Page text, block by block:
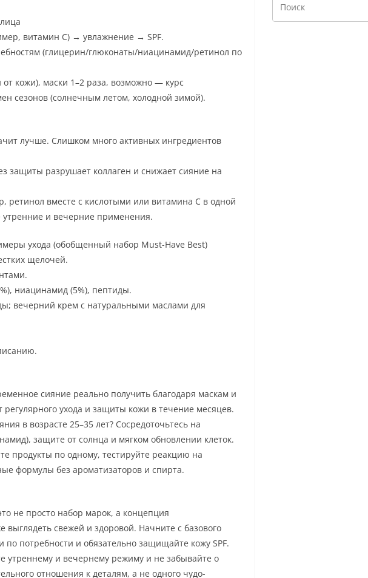
витамин С) → увлажнение → SPF.
(глицерин/глюконаты/ниацинамид/ретинол по
кожи), маски 1–2 раза, возможно — курс
сезонов (солнечным летом, холодной зимой).
лучше. Слишком много активных ингредиентов
защиты разрушает коллаген и снижает сияние на
вместе с кислоты‪ми или витамина C в одной
утренние и вечерние применения.
ухода (обобщенный набор Must-Have Best)
щелочей.
ниацинамид (5%), пептиды.
вечерний крем с натуральными маслами для
сияние реально получить благодаря маскам и
ухода и защиты кожи в течение месяцев.
в возрасте 25–35 лет? Сосредоточьтесь на
защите от солнца и мягком обновлении клеток.
продукты по одному, тестируйте реакцию на
формулы без ароматизаторов и спирта.
не просто набор марок, а концепция
свежей и здоровой. Начните с базового
потребности и обязательно защищайте кожу SPF.
утреннему и вечернему режиму и не забывайте о
отношения к деталям, а не одного чудо-